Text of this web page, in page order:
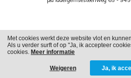
Cookies Privacy
FROM ALWAYS
Met cookies werkt deze website vlot en
Als u verder surft of op "Ja, ik accepteer
cookies. Meer informatie
Weigeren Ja, ik